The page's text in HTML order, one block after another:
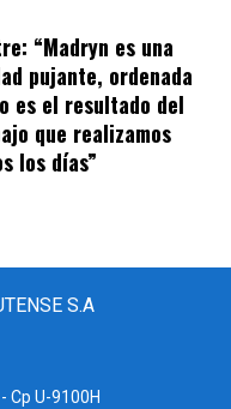
“Madryn es una
pujante, ordenada
es el resultado del
que realizamos
los días”
S.A
Cp U-9100H